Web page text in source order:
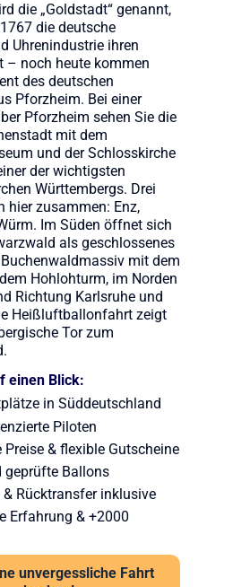
die „Goldstadt“ genannt,
die deutsche
Uhrenindustrie ihren
– noch heute kommen
des deutschen
Pforzheim. Bei einer
Pforzheim sehen Sie die
mit dem
und der Schlosskirche
der wichtigsten
Württembergs. Drei
hier zusammen: Enz,
Im Süden öffnet sich
als geschlossenes
mit dem
Hohlohturm, im Norden
Richtung Karlsruhe und
Heißluftballonfahrt zeigt
Tor zum
einen Blick:
in Süddeutschland
Piloten
Preise & flexible Gutscheine
geprüfte Ballons
Rücktransfer inklusive
Erfahrung & +2000
unvergessliche Fahrt